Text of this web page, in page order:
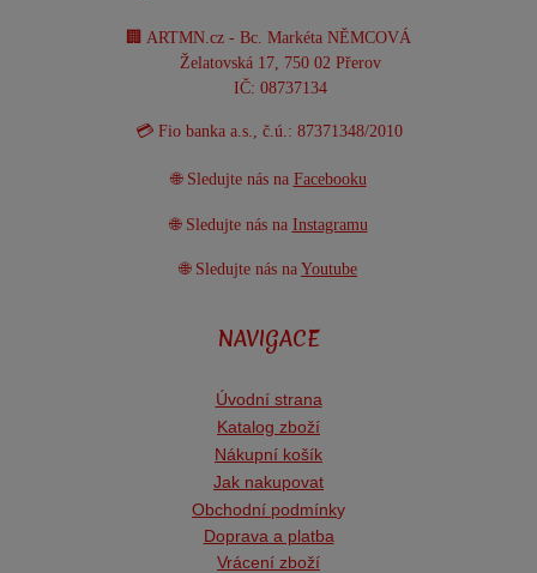
🏢 ARTMN.cz - Bc. Markéta NĚMCOVÁ
Želatovská 17, 750 02 Přerov
IČ: 08737134
💳 Fio banka a.s., č.ú.: 87371348/2010
🌐 Sledujte nás na Facebooku
🌐 Sledujte nás na Instagramu
🌐 Sledujte nás na Youtube
NAVIGACE
Úvodní strana
Katalog zboží
Nákupní košík
Jak nakupovat
Obchodní podmínky
Doprava a platba
Vrácení zboží